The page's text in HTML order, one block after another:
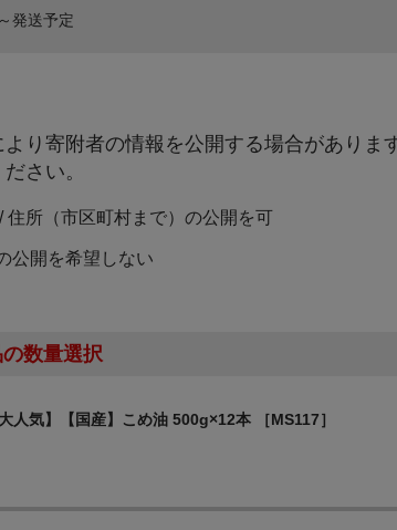
発送予定
より寄附者の情報を公開する場合があり
さい。
住所（市区町村まで）の公開を可
公開を希望しない
数量選択
大人気】【国産】こめ油 500g×12本 ［MS117］